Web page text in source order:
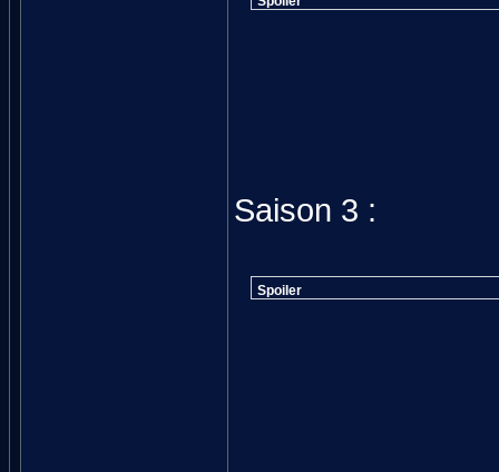
Saison 3 :
Spoiler